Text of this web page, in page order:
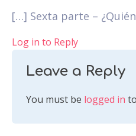
[…] Sexta parte –
Log in to Reply
Leave a Reply
You must be logged in